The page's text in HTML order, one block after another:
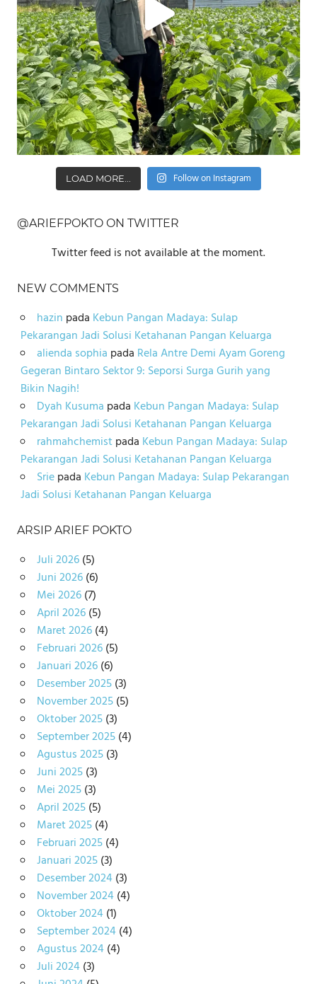
LOAD MORE... Follow on Instagram
@ARIEFPOKTO ON TWITTER
Twitter feed is not available at the moment.
NEW COMMENTS
hazin pada Kebun Pangan Madaya: Sulap
Pekarangan Jadi Solusi Ketahanan Pangan Keluarga
alienda sophia pada Rela Antre Demi Ayam Goreng
Gegeran Bintaro Sektor 9: Seporsi Surga Gurih yang
Bikin Nagih!
Dyah Kusuma pada Kebun Pangan Madaya: Sulap
Pekarangan Jadi Solusi Ketahanan Pangan Keluarga
rahmahchemistpada Kebun Pangan Madaya: Sulap
Pekarangan Jadi Solusi Ketahanan Pangan Keluarga
Sriepada Kebun Pangan Madaya: Sulap Pekarangan
Jadi Solusi Ketahanan Pangan Keluarga
ARSIP ARIEF POKTO
Juli 2026(5)
Juni 2026(6)
Mei 2026(7)
April 2026(5)
Maret 2026(4)
Februari 2026(5)
Januari 2026(6)
Desember 2025(3)
November 2025(5)
Oktober 2025(3)
September 2025(4)
Agustus 2025(3)
Juni 2025(3)
Mei 2025(3)
April 2025(5)
Maret 2025(4)
Februari 2025(4)
Januari 2025(3)
Desember 2024(3)
November 2024(4)
Oktober 2024(1)
September 2024(4)
Agustus 2024(4)
Juli 2024(3)